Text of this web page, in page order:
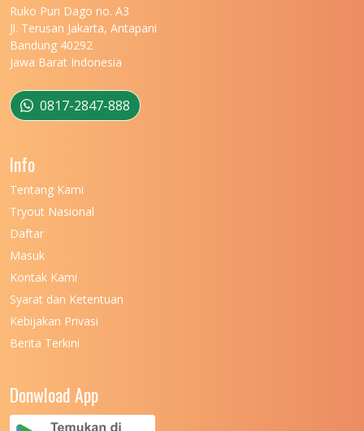
UNIVERSITAS MARITIM RAJA ALI HAJI
UNIVERSITAS MATARAM
UNIVERSITAS MULAWARMAN
UNIVERSITAS MUSAMUS
UNIVERSITAS NEGERI KHAIRUN
UNIVERSITAS NEGERI MANADO
UNIVERSITAS NEGERI MEDAN
UNIVERSITAS NEGERI PADANG
UNIVERSITAS NUSA CENDANA
Ruko Puri Dago no. A3
Jl. Terusan Jakarta, Antapani
Bandung 40292
Jawa Barat Indonesia
0817-2847-888
Info
Tentang Kami
Tryout Nasional
Daftar
Masuk
Kontak Kami
Syarat dan Ketentuan
Kebijakan Privasi
Berita Terkini
Donwload App